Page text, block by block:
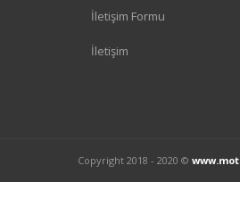
İletişim Formu
İletişim
Copyright 2018 - 2020 ©